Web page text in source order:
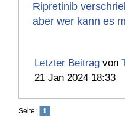
Ripretinib
aber wer kann es
Letzter Beitrag von
21 Jan 2024 18:33
Seite: 1